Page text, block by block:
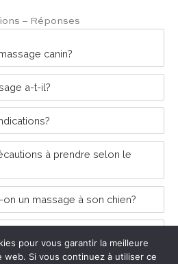
– Réponses
canin?
a-t-il?
à prendre selon le
un massage à son chien?
pour vous garantir la meilleure
Si vous continuez à utiliser ce